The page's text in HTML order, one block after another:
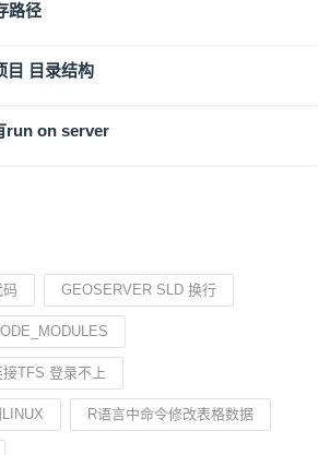
路径
目 目录结构
run on server
GEOSERVER SLD 换行
TFS 登录不上
R语言中命令修改表格数据